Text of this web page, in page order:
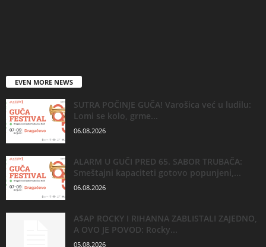
EVEN MORE NEWS
SUTRA POČINJE GUČA! Varošica već u ludilu:
Lomi se kolo, grme...
06.08.2026
ALARM U GUČI PRED 65. SABOR TRUBAČA:
Smeštajni kapaciteti gotovo popunjeni,...
06.08.2026
A$AP ROCKY I RIHANNA ZABLISTALI ZAJEDNO,
A OVO JE POVOD: Rocky...
05.08.2026